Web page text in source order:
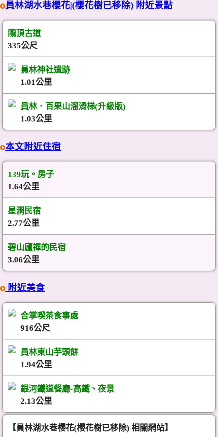
員林湖水巷櫻花|(櫻花樹已移除) 附近景點
隴頂古道
335公尺
員林神社遺跡
1.01公里
員林．百果山溜滑梯(升級版)
1.03公里
本文附近住宿
139玩。房子
1.64公里
星澗民宿
2.77公里
碧山廬禪的民宿
3.06公里
附近美食
合掌喫茶食事處
916公尺
員林東山芋頭餅
1.94公里
銀河鐵道餐廳-高鐵、夜景
2.13公里
【員林湖水巷櫻花(櫻花樹已移除) 相關網站】